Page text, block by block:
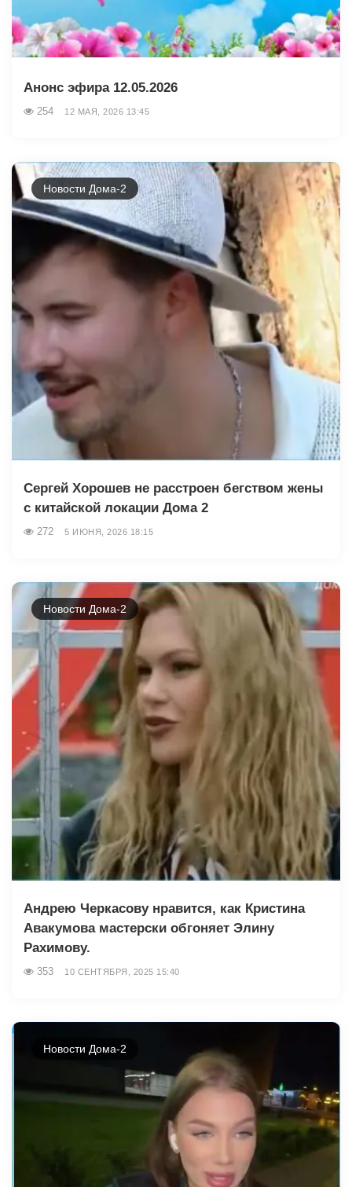
Анонс эфира 12.05.2026
254 12 МАЯ, 2026 13:45
Новости Дома-2
Сергей Хорошев не расстроен бегством жены
с китайской локации Дома 2
272 5 ИЮНЯ, 2026 18:15
Новости Дома-2
Андрею Черкасову нравится, как Кристина
Авакумова мастерски обгоняет Элину
Рахимову.
353 10 СЕНТЯБРЯ, 2025 15:40
Новости Дома-2